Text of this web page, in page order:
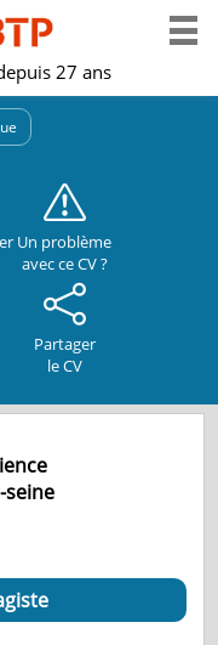
27 ans
Un problème
avec ce CV ?
Partager
le CV
seine